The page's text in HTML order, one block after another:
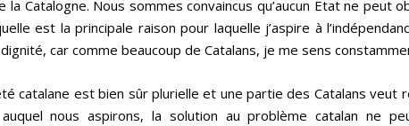
la Catalogne. Nous sommes convaincus qu’aucun Etat ne peut
est la principale raison pour laquelle j’aspire à
car comme beaucoup de Catalans, je me sens
catalane est bien sûr plurielle et une partie des Catalans veut
nous aspirons, la solution au problème catalan ne